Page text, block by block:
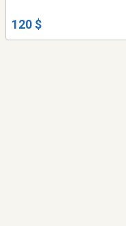
120 $